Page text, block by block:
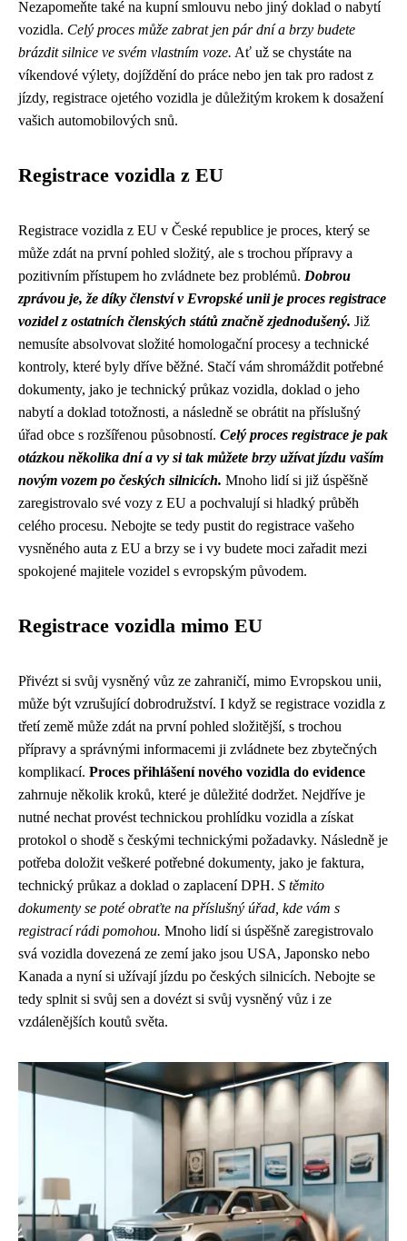
Nezapomeňte také na kupní smlouvu nebo jiný doklad o nabytí
vozidla. Celý proces může zabrat jen pár dní a brzy budete
brázdit silnice ve svém vlastním voze. Ať už se chystáte na
víkendové výlety, dojíždění do práce nebo jen tak pro radost z
jízdy, registrace ojetého vozidla je důležitým krokem k dosažení
vašich automobilových snů.
Registrace vozidla z EU
Registrace vozidla z EU v České republice je proces, který se
může zdát na první pohled složitý, ale s trochou přípravy a
pozitivním přístupem ho zvládnete bez problémů. Dobrou
zprávou je, že díky členství v Evropské unii je proces registrace
vozidel z ostatních členských států značně zjednodušený. Již
nemusíte absolvovat složité homologační procesy a technické
kontroly, které byly dříve běžné. Stačí vám shromáždit potřebné
dokumenty, jako je technický průkaz vozidla, doklad o jeho
nabytí a doklad totožnosti, a následně se obrátit na příslušný
úřad obce s rozšířenou působností. Celý proces registrace je pak
otázkou několika dní a vy si tak můžete brzy užívat jízdu vaším
novým vozem po českých silnicích. Mnoho lidí si již úspěšně
zaregistrovalo své vozy z EU a pochvalují si hladký průběh
celého procesu. Nebojte se tedy pustit do registrace vašeho
vysněného auta z EU a brzy se i vy budete moci zařadit mezi
spokojené majitele vozidel s evropským původem.
Registrace vozidla mimo EU
Přivézt si svůj vysněný vůz ze zahraničí, mimo Evropskou unii,
může být vzrušující dobrodružství. I když se registrace vozidla z
třetí země může zdát na první pohled složitější, s trochou
přípravy a správnými informacemi ji zvládnete bez zbytečných
komplikací. Proces přihlášení nového vozidla do evidence
zahrnuje několik kroků, které je důležité dodržet. Nejdříve je
nutné nechat provést technickou prohlídku vozidla a získat
protokol o shodě s českými technickými požadavky. Následně je
potřeba doložit veškeré potřebné dokumenty, jako je faktura,
technický průkaz a doklad o zaplacení DPH. S těmito
dokumenty se poté obraťte na příslušný úřad, kde vám s
registrací rádi pomohou. Mnoho lidí si úspěšně zaregistrovalo
svá vozidla dovezená ze zemí jako jsou USA, Japonsko nebo
Kanada a nyní si užívají jízdu po českých silnicích. Nebojte se
tedy splnit si svůj sen a dovézt si svůj vysněný vůz i ze
vzdálenějších koutů světa.